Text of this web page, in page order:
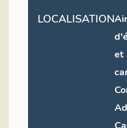
LOCALISATION
et